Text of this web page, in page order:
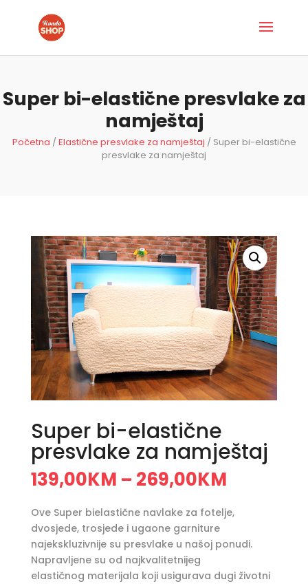
Super bi-elastične presvlake za
namještaj
Početna /Elastične presvlake za namještaj / Super bi-elastične
presvlake za namještaj
Super bi-elastične
presvlake za namještaj
139,00KM – 269,00KM
Ove Super bielastične navlake za fotelje,
dvosjede, trosjede i ugaone garniture
najekskluzivnije su presvlake u našoj ponudi.
Napravljene su od najkvalitetnijeg
elastičnog materijala koji usigurava dugi životni